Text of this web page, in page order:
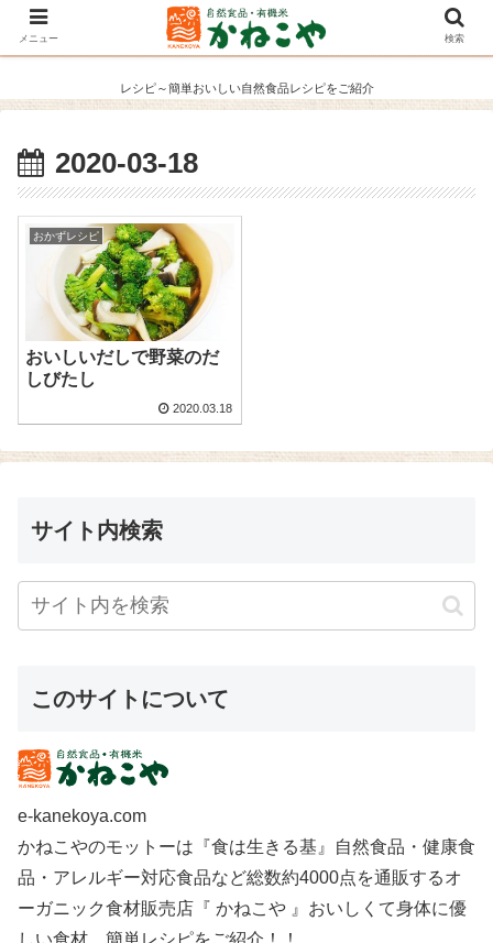
レシピ～簡単おいしい自然食品レシピをご紹介
2020-03-18
おかずレシピ
おいしいだしで野菜のだ
しびたし
2020.03.18
サイト内検索
このサイトについて
e-kanekoya.com
かねこやのモットーは『食は生きる基』自然食品・健康食
品・アレルギー対応食品など総数約4000点を通販するオ
ーガニック食材販売店『 かねこや 』おいしくて身体に優
しい食材、簡単レシピをご紹介！！
メニュー 検索